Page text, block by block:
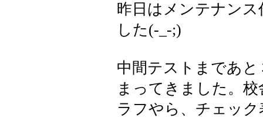
昨日はメンテナン
した(-_-;)
中間テストまであ
まってきました。
ラフやら、チェッ